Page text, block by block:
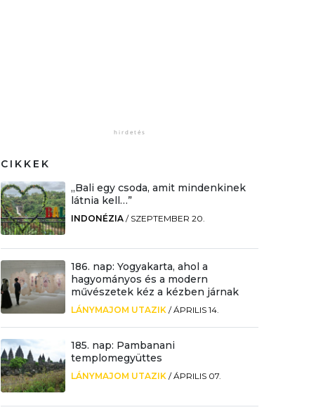
CIKKEK
„Bali egy csoda, amit mindenkinek
látnia kell…”
INDONÉZIA / SZEPTEMBER 20.
186. nap: Yogyakarta, ahol a
hagyományos és a modern
művészetek kéz a kézben járnak
LÁNYMAJOM UTAZIK /ÁPRILIS 14.
185. nap: Pambanani
templomegyüttes
LÁNYMAJOM UTAZIK /ÁPRILIS 07.